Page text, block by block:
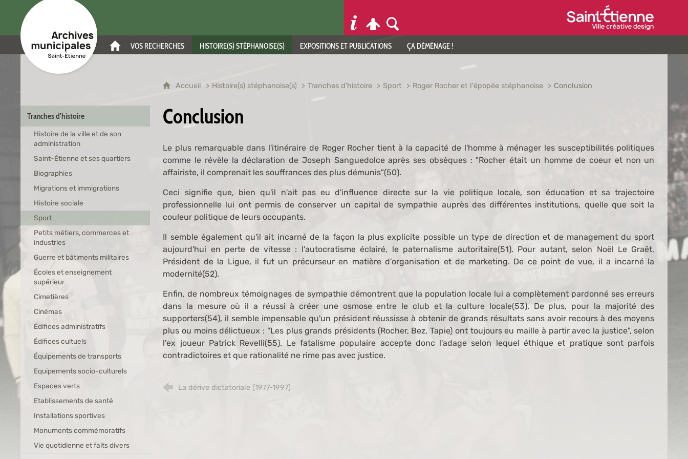
Archives municipales de Saint-Étienne
ACCUEIL
VOS RECHERCHES HISTOIRE(S) STÉPHANOISE(S) EXPOSITIONS ET PUBLICATIONS ÇA DÉMÉNAGE !
Tranches d'histoire
Histoire de la ville et de son
administration
Saint-Étienne et ses quartiers
Biographies
Migrations et immigrations
Histoire sociale
Sport
Petits métiers, commerces et
industries
Guerre et bâtiments militaires
Écoles et enseignement
supérieur
Cimetières
Cinémas
Édifices administratifs
Édifices cultuels
Équipements de transports
Equipements socio-culturels
Espaces verts
Etablissements de santé
Installations sportives
Monuments commémoratifs
Vie quotidienne et faits divers
Accueil Histoire(s) stéphanoise(s) Tranches d'histoire Sport Roger Rocher et l'épopée stéphanoise Conclusion
Conclusion
Le plus remarquable dans l'itinéraire de Roger Rocher tient à la capacité de l'homme à ménager les susceptibilités politiques
comme le révèle la déclaration de Joseph Sanguedolce après ses obsèques : "Rocher était un homme de coeur et non un
affairiste, il comprenait les souffrances des plus démunis"(50).
Ceci signifie que, bien qu'il n'ait pas eu d'influence directe sur la vie politique locale, son éducation et sa trajectoire
professionnelle lui ont permis de conserver un capital de sympathie auprès des différentes institutions, quelle que soit la
couleur politique de leurs occupants.
Il semble également qu'il ait incarné de la façon la plus explicite possible un type de direction et de management du sport
aujourd'hui en perte de vitesse : l'autocratisme éclairé, le paternalisme autoritaire(51). Pour autant, selon Noël Le Graët,
Président de la Ligue, il fut un précurseur en matière d'organisation et de marketing. De ce point de vue, il a incarné la
modernité(52).
Enfin, de nombreux témoignages de sympathie démontrent que la population locale lui a complètement pardonné ses erreurs
dans la mesure où il a réussi à créer une osmose entre le club et la culture locale(53). De plus, pour la majorité des
supporters(54), il semble impensable qu'un président réussisse à obtenir de grands résultats sans avoir recours à des moyens
plus ou moins délictueux : "Les plus grands présidents (Rocher, Bez, Tapie) ont toujours eu maille à partir avec la justice", selon
l'ex joueur Patrick Revelli(55). Le fatalisme populaire accepte donc l'adage selon lequel éthique et pratique sont parfois
contradictoires et que rationalité ne rime pas avec justice.
La dérive dictatoriale (1977-1997)